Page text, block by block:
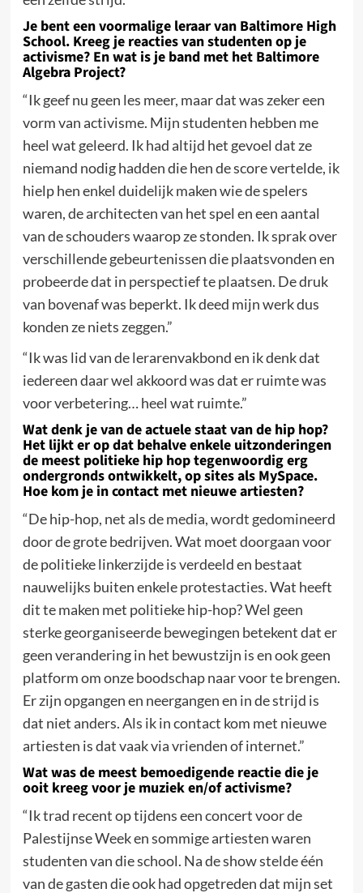
Je bent een voormalige leraar van Baltimore High
School. Kreeg je reacties van studenten op je
activisme? En wat is je band met het Baltimore
Algebra Project?
“Ik geef nu geen les meer, maar dat was zeker een
vorm van activisme. Mijn studenten hebben me
heel wat geleerd. Ik had altijd het gevoel dat ze
niemand nodig hadden die hen de score vertelde, ik
hielp hen enkel duidelijk maken wie de spelers
waren, de architecten van het spel en een aantal
van de schouders waarop ze stonden. Ik sprak over
verschillende gebeurtenissen die plaatsvonden en
probeerde dat in perspectief te plaatsen. De druk
van bovenaf was beperkt. Ik deed mijn werk dus
konden ze niets zeggen.”
“Ik was lid van de lerarenvakbond en ik denk dat
iedereen daar wel akkoord was dat er ruimte was
voor verbetering… heel wat ruimte.”
Wat denk je van de actuele staat van de hip hop?
Het lijkt er op dat behalve enkele uitzonderingen
de meest politieke hip hop tegenwoordig erg
ondergronds ontwikkelt, op sites als MySpace.
Hoe kom je in contact met nieuwe artiesten?
“De hip-hop, net als de media, wordt gedomineerd
door de grote bedrijven. Wat moet doorgaan voor
de politieke linkerzijde is verdeeld en bestaat
nauwelijks buiten enkele protestacties. Wat heeft
dit te maken met politieke hip-hop? Wel geen
sterke georganiseerde bewegingen betekent dat er
geen verandering in het bewustzijn is en ook geen
platform om onze boodschap naar voor te brengen.
Er zijn opgangen en neergangen en in de strijd is
dat niet anders. Als ik in contact kom met nieuwe
artiesten is dat vaak via vrienden of internet.”
Wat was de meest bemoedigende reactie die je
ooit kreeg voor je muziek en/of activisme?
“Ik trad recent op tijdens een concert voor de
Palestijnse Week en sommige artiesten waren
studenten van die school. Na de show stelde één
van de gasten die ook had opgetreden dat mijn set